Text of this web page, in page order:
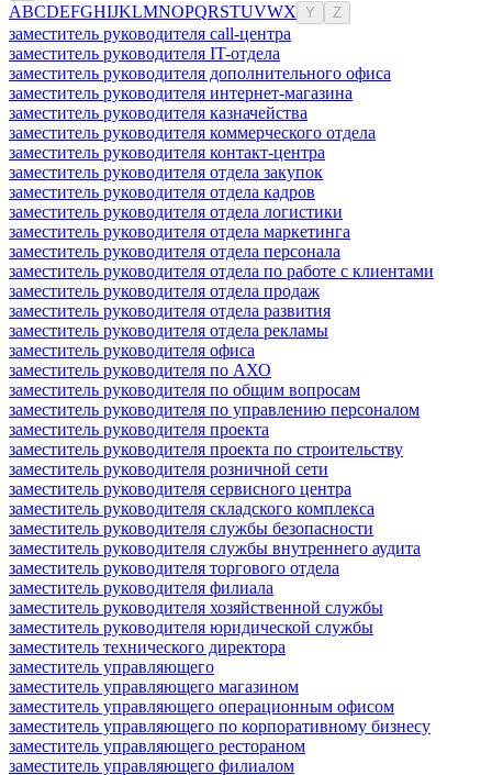
ABCDEFGHIJKLMNOPQRSTUVWX Y Z
заместитель руководителя call-центра
заместитель руководителя IT-отдела
заместитель руководителя дополнительного офиса
заместитель руководителя интернет-магазина
заместитель руководителя казначейства
заместитель руководителя коммерческого отдела
заместитель руководителя контакт-центра
заместитель руководителя отдела закупок
заместитель руководителя отдела кадров
заместитель руководителя отдела логистики
заместитель руководителя отдела маркетинга
заместитель руководителя отдела персонала
заместитель руководителя отдела по работе с клиентами
заместитель руководителя отдела продаж
заместитель руководителя отдела развития
заместитель руководителя отдела рекламы
заместитель руководителя офиса
заместитель руководителя по АХО
заместитель руководителя по общим вопросам
заместитель руководителя по управлению персоналом
заместитель руководителя проекта
заместитель руководителя проекта по строительству
заместитель руководителя розничной сети
заместитель руководителя сервисного центра
заместитель руководителя складского комплекса
заместитель руководителя службы безопасности
заместитель руководителя службы внутреннего аудита
заместитель руководителя торгового отдела
заместитель руководителя филиала
заместитель руководителя хозяйственной службы
заместитель руководителя юридической службы
заместитель технического директора
заместитель управляющего
заместитель управляющего магазином
заместитель управляющего операционным офисом
заместитель управляющего по корпоративному бизнесу
заместитель управляющего рестораном
заместитель управляющего филиалом